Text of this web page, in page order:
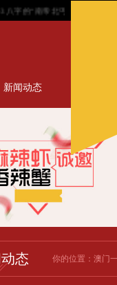
“南帝北丐”和“东邪...
新闻动态
态 你的位置： 澳门